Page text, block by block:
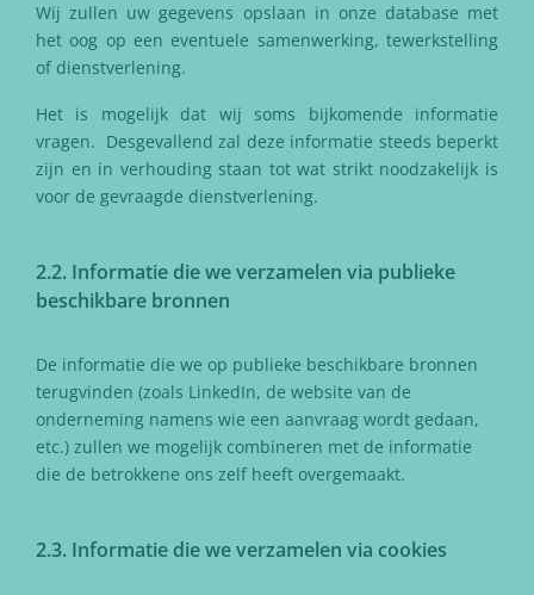
Wij zullen uw gegevens opslaan in onze database met
het oog op een eventuele samenwerking, tewerkstelling
of dienstverlening.
Het is mogelijk dat wij soms bijkomende informatie
vragen. Desgevallend zal deze informatie steeds beperkt
zijn en in verhouding staan tot wat strikt noodzakelijk is
voor de gevraagde dienstverlening.
2.2. Informatie die we verzamelen via publieke
beschikbare bronnen
De informatie die we op publieke beschikbare bronnen
terugvinden (zoals LinkedIn, de website van de
onderneming namens wie een aanvraag wordt gedaan,
etc.) zullen we mogelijk combineren met de informatie
die de betrokkene ons zelf heeft overgemaakt.
2.3. Informatie die we verzamelen via cookies